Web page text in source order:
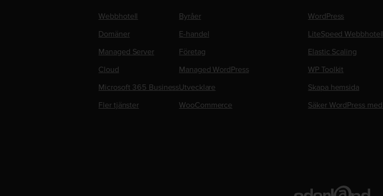
Webbhotell
Domäner
Managed Server
Cloud
Microsoft 365 Business
Fler tjänster
Byråer
E-handel
Företag
Managed WordPress
Utvecklare
WooCommerce
WordPress
LiteSpeed Webbhotell
Elastic Scaling
WP Toolkit
Skapa hemsida
Säker WordPress